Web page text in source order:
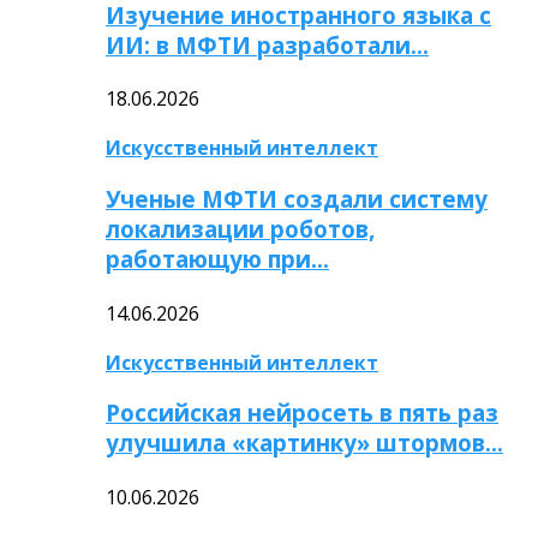
Изучение иностранного языка с
ИИ: в МФТИ разработали…
18.06.2026
Искусственный интеллект
Ученые МФТИ создали систему
локализации роботов,
работающую при…
14.06.2026
Искусственный интеллект
Российская нейросеть в пять раз
улучшила «картинку» штормов…
10.06.2026